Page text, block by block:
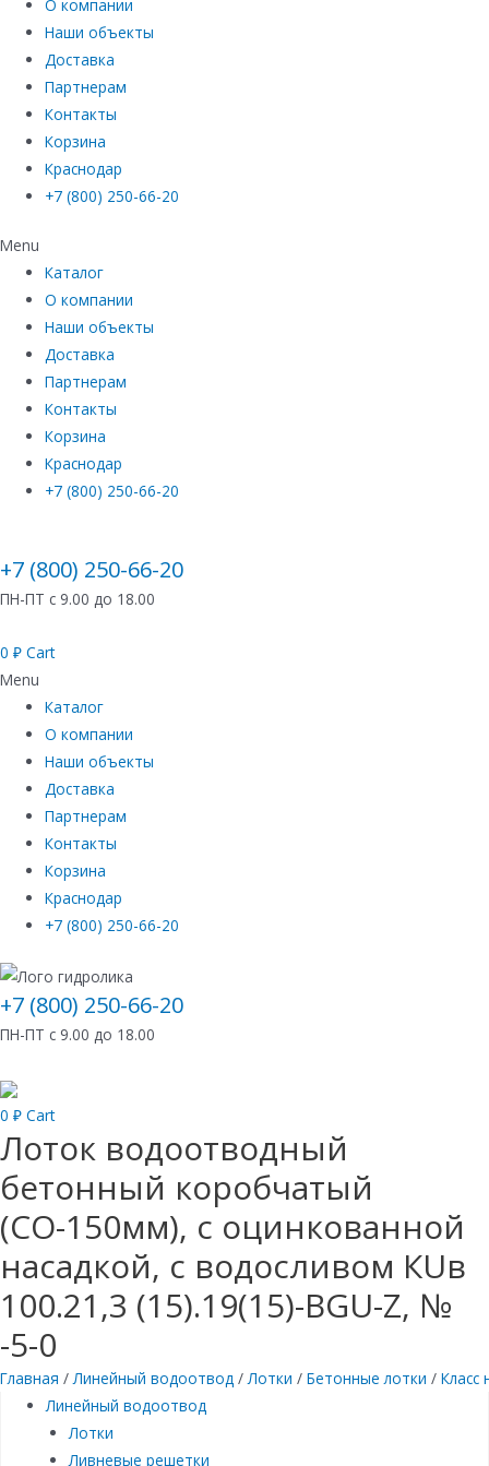
О компании
Наши объекты
Доставка
Партнерам
Контакты
Корзина
Краснодар
+7 (800) 250-66-20
Menu
Каталог
О компании
Наши объекты
Доставка
Партнерам
Контакты
Корзина
Краснодар
+7 (800) 250-66-20
+7 (800) 250-66-20
ПН-ПТ с 9.00 до 18.00
0 ₽ Cart
Menu
Каталог
О компании
Наши объекты
Доставка
Партнерам
Контакты
Корзина
Краснодар
+7 (800) 250-66-20
+7 (800) 250-66-20
ПН-ПТ с 9.00 до 18.00
0 ₽ Cart
Лоток водоотводный
бетонный коробчатый
(СО-150мм), с оцинкованной
насадкой, с водосливом КUв
100.21,3 (15).19(15)-BGU-Z, №
-5-0
Главная /Линейный водоотвод /Лотки / Бетонные лотки / Класс
Линейный водоотвод
Лотки
Ливневые решетки